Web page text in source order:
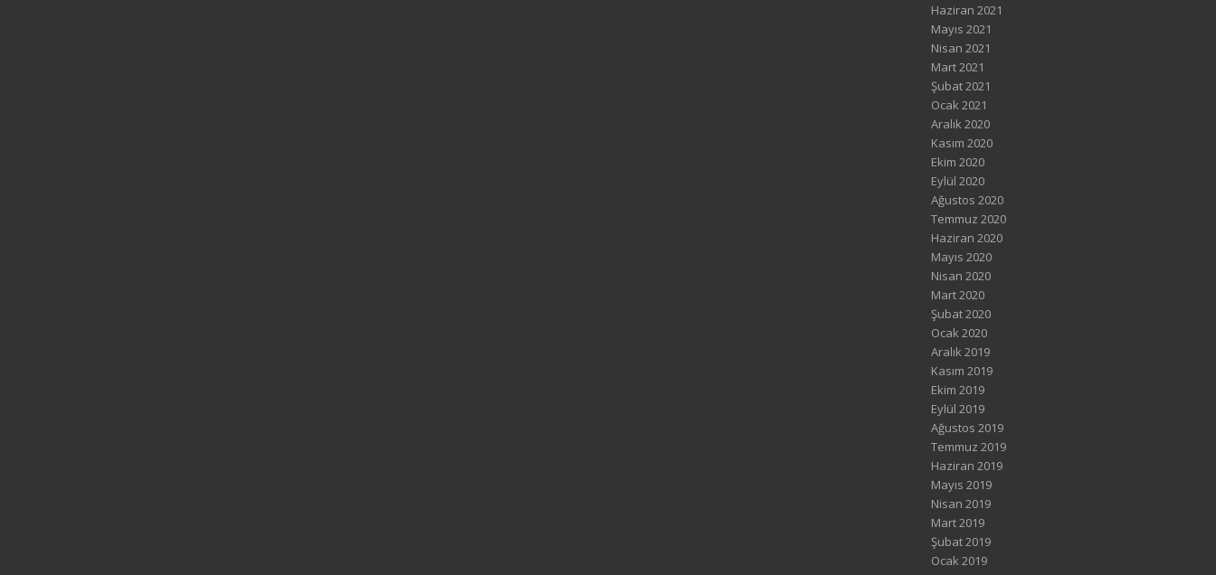
Haziran 2021
Mayıs 2021
Nisan 2021
Mart 2021
Şubat 2021
Ocak 2021
Aralık 2020
Kasım 2020
Ekim 2020
Eylül 2020
Ağustos 2020
Temmuz 2020
Haziran 2020
Mayıs 2020
Nisan 2020
Mart 2020
Şubat 2020
Ocak 2020
Aralık 2019
Kasım 2019
Ekim 2019
Eylül 2019
Ağustos 2019
Temmuz 2019
Haziran 2019
Mayıs 2019
Nisan 2019
Mart 2019
Şubat 2019
Ocak 2019